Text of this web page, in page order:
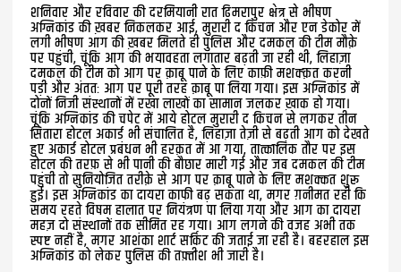
शनिवार और रविवार की दरमियानी रात ढिमरापुर क्षेत्र से भीषण
अग्निकांड की ख़बर निकलकर आई, मुरारी द किचन और एन डेकोर में
लगी भीषण आग की ख़बर मिलते ही पुलिस और दमकल की टीम मौक़े
पर पहुंची, चूंकि आग की भयावहता लगातार बढ़ती जा रही थी, लिहाज़ा
दमकल की टीम को आग पर क़ाबू पाने के लिए काफ़ी मशक्क़त करनी
पड़ी और अंततः आग पर पूरी तरह क़ाबू पा लिया गया। इस अग्निकांड में
दोनों निजी संस्थानों में रखा लाखों का सामान जलकर ख़ाक हो गया।
चूंकि अग्निकांड की चपेट में आये होटल मुरारी द किचन से लगकर तीन
सितारा होटल अकार्ड भी संचालित है, लिहाज़ा तेज़ी से बढ़ती आग को देखते
हुए अकार्ड होटल प्रबंधन भी हरक़त में आ गया, तात्कालिक तौर पर इस
होटल की तरफ़ से भी पानी की बौछार मारी गई और जब दमकल की टीम
पहुंची तो सुनियोजित तरीक़े से आग पर क़ाबू पाने के लिए मशक्कत शुरू
हुई। इस अग्निकांड का दायरा काफी बढ़ सकता था, मगर ग़नीमत रही कि
समय रहते विषम हालात पर नियंत्रण पा लिया गया और आग का दायरा
महज़ दो संस्थानों तक सीमित रह गया। आग लगने की वजह अभी तक
स्पष्ट नहीं है, मगर आशंका शार्ट सर्किट की जताई जा रही है। बहरहाल इस
अग्निकांड को लेकर पुलिस की तफ़्तीश भी जारी है।